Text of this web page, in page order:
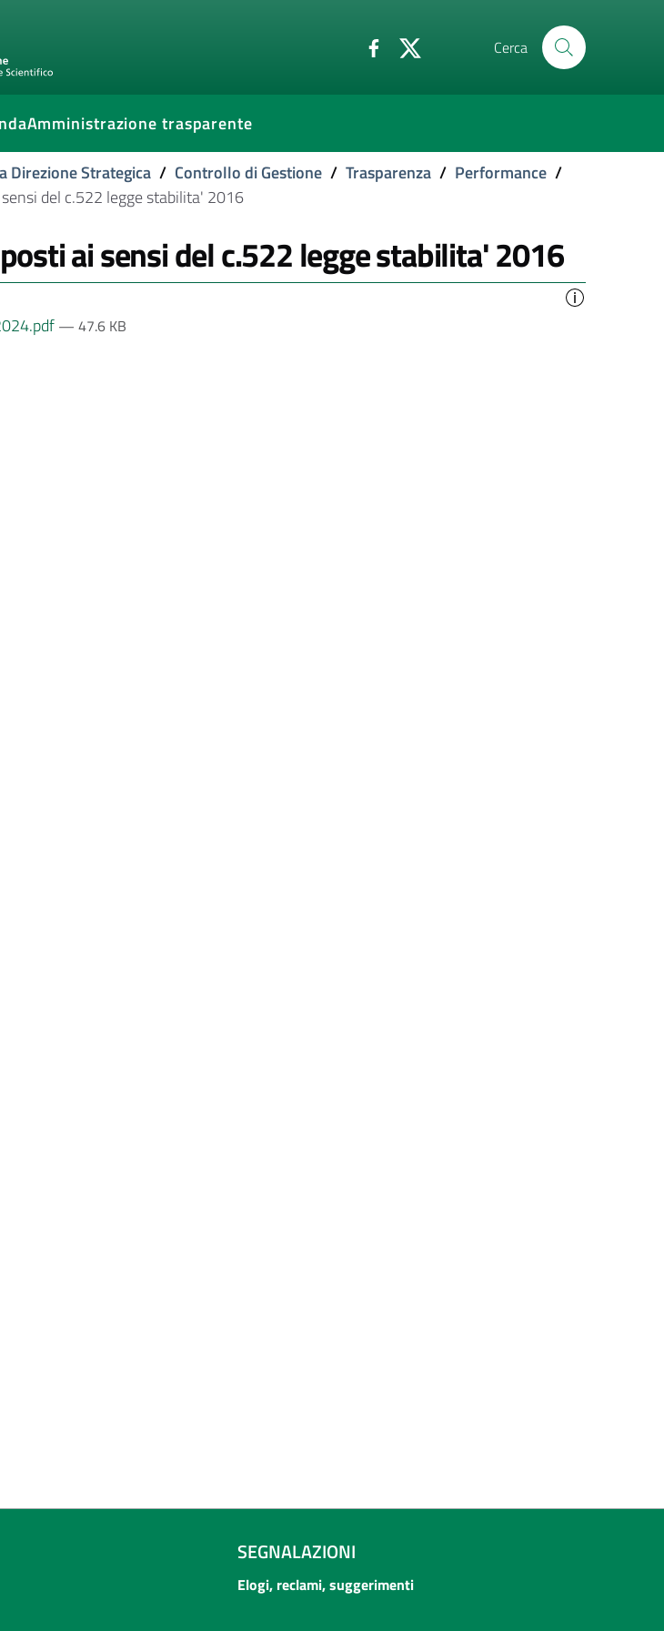
Cerca
Amministrazione trasparente
Direzione Strategica / Controllo di Gestione / Trasparenza / Performance /
del c.522 legge stabilita' 2016
ai sensi del c.522 legge stabilita' 2016
— 47.6 KB
SEGNALAZIONI
Elogi, reclami, suggerimenti